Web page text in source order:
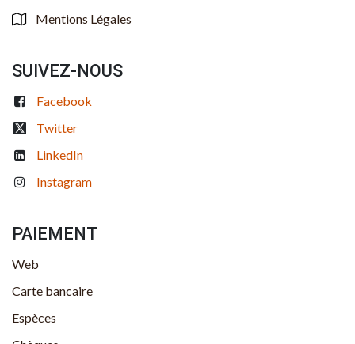
Mentions Légales
SUIVEZ-NOUS
Facebook
Twitter
LinkedIn
Instagram
PAIEMENT
Web
Carte bancaire
Espèces